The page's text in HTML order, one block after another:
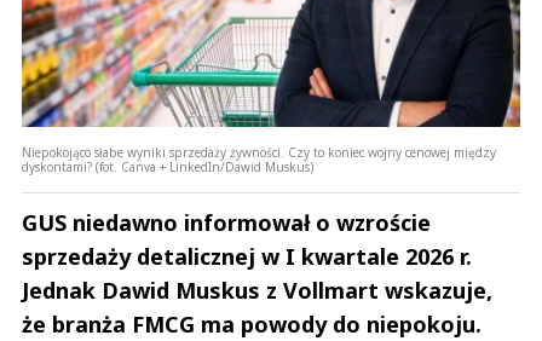
Niepokojąco słabe wyniki sprzedaży żywności. Czy to koniec wojny cenowej między
dyskontami? (fot. Canva + LinkedIn/Dawid Muskus)
GUS niedawno informował o wzroście
sprzedaży detalicznej w I kwartale 2026 r.
Jednak Dawid Muskus z Vollmart wskazuje,
że branża FMCG ma powody do niepokoju.